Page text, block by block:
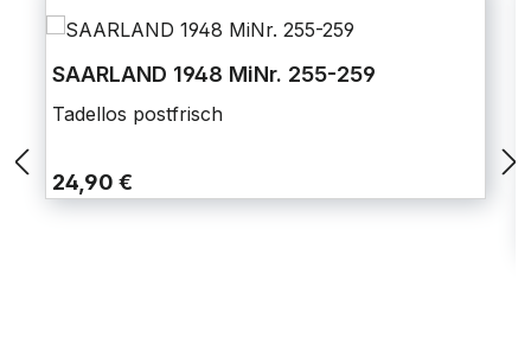
SAARLAND 1948 MiNr. 255-259
Tadellos postfrisch
24,90 €